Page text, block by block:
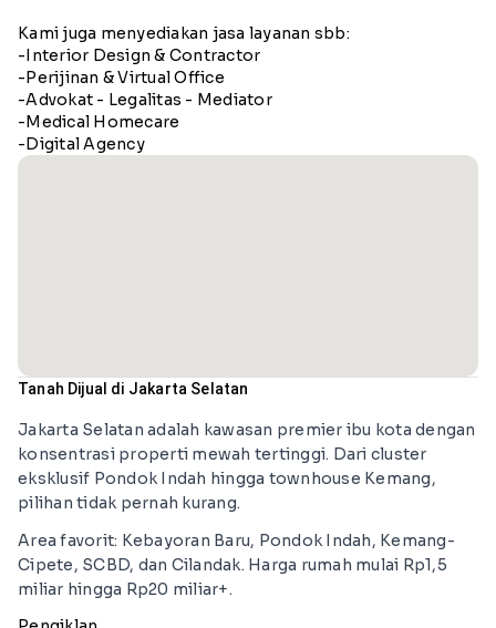
Kami juga menyediakan jasa layanan sbb:
-Interior Design & Contractor
-Perijinan & Virtual Office
-Advokat - Legalitas - Mediator
-Medical Homecare
-Digital Agency
Tanah Dijual di Jakarta Selatan
Jakarta Selatan adalah kawasan premier ibu kota dengan
konsentrasi properti mewah tertinggi. Dari cluster
eksklusif Pondok Indah hingga townhouse Kemang,
pilihan tidak pernah kurang.
Area favorit: Kebayoran Baru, Pondok Indah, Kemang-
Cipete, SCBD, dan Cilandak. Harga rumah mulai Rp1,5
miliar hingga Rp20 miliar+.